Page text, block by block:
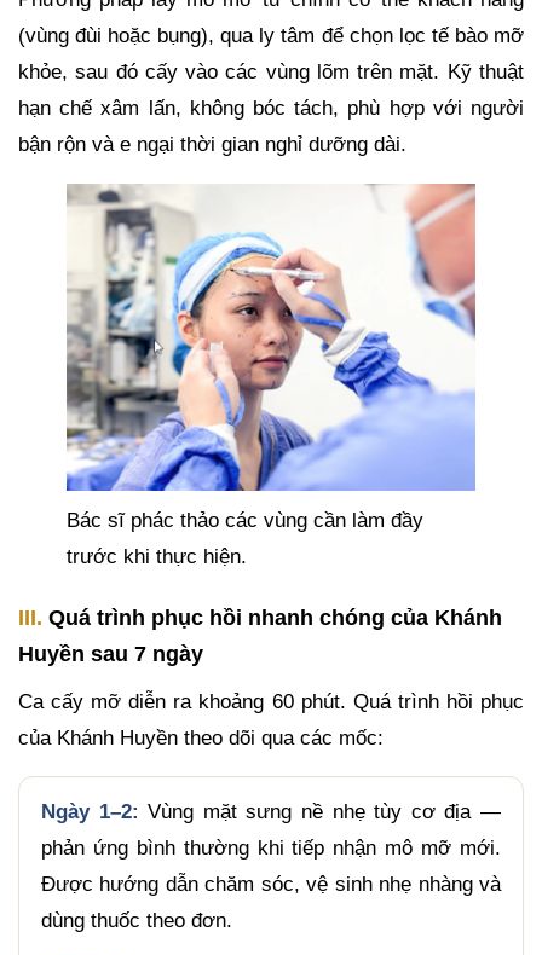
(vùng đùi hoặc bụng), qua ly tâm để chọn lọc tế bào mỡ
khỏe, sau đó cấy vào các vùng lõm trên mặt. Kỹ thuật
hạn chế xâm lấn, không bóc tách, phù hợp với người
bận rộn và e ngại thời gian nghỉ dưỡng dài.
Bác sĩ phác thảo các vùng cần làm đầy
trước khi thực hiện.
III. Quá trình phục hồi nhanh chóng của Khánh
Huyền sau 7 ngày
Ca cấy mỡ diễn ra khoảng 60 phút. Quá trình hồi phục
của Khánh Huyền theo dõi qua các mốc:
Ngày 1–2: Vùng mặt sưng nề nhẹ tùy cơ địa —
phản ứng bình thường khi tiếp nhận mô mỡ mới.
Được hướng dẫn chăm sóc, vệ sinh nhẹ nhàng và
dùng thuốc theo đơn.